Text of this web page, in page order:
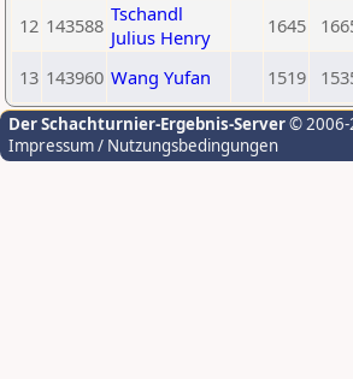
12 143588 Tschandl
Julius Henry
1645
13 143960 Wang Yufan 1519
Der Schachturnier-Ergebnis-Server© 2006-
Impressum / Nutzungsbedingungen